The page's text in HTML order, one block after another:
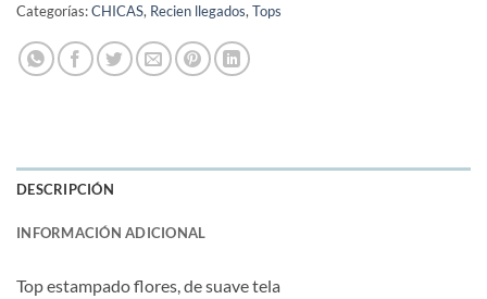
Categorías:CHICAS, Recien llegados, Tops
DESCRIPCIÓN
INFORMACIÓN ADICIONAL
Top estampado flores, de suave tela